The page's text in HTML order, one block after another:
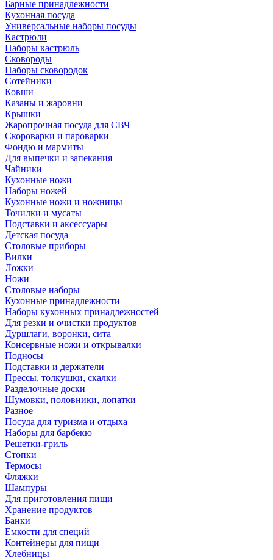
Барные принадлежности
Кухонная посуда
Универсальные наборы посуды
Кастрюли
Наборы кастрюль
Сковороды
Наборы сковородок
Сотейники
Ковши
Казаны и жаровни
Крышки
Жаропрочная посуда для СВЧ
Скороварки и пароварки
Фондю и мармиты
Для выпечки и запекания
Чайники
Кухонные ножи
Наборы ножей
Кухонные ножи и ножницы
Точилки и мусаты
Подставки и аксессуары
Детская посуда
Столовые приборы
Вилки
Ложки
Ножи
Столовые наборы
Кухонные принадлежности
Наборы кухонных принадлежностей
Для резки и очистки продуктов
Дуршлаги, воронки, сита
Консервные ножи и открывалки
Подносы
Подставки и держатели
Прессы, толкушки, скалки
Разделочные доски
Шумовки, половники, лопатки
Разное
Посуда для туризма и отдыха
Наборы для барбекю
Решетки-гриль
Стопки
Термосы
Фляжки
Шампуры
Для приготовления пищи
Хранение продуктов
Банки
Емкости для специй
Контейнеры для пищи
Хлебницы